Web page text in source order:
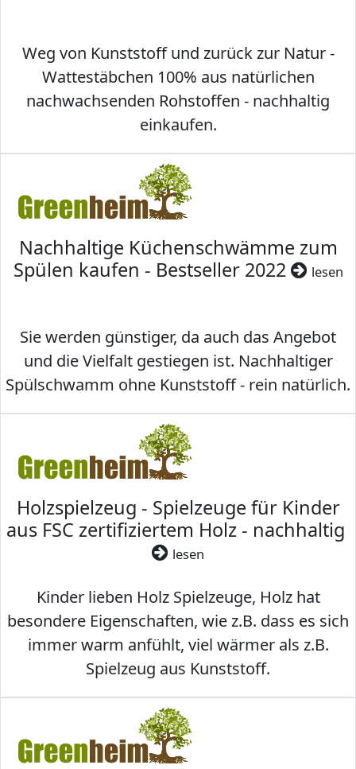
Weg von Kunststoff und zurück zur Natur -
Wattestäbchen 100% aus natürlichen
nachwachsenden Rohstoffen - nachhaltig
einkaufen.
Nachhaltige Küchenschwämme zum
Spülen kaufen - Bestseller 2022
lesen
Sie werden günstiger, da auch das Angebot
und die Vielfalt gestiegen ist. Nachhaltiger
Spülschwamm ohne Kunststoff - rein natürlich.
Holzspielzeug - Spielzeuge für Kinder
aus FSC zertifiziertem Holz - nachhaltig
lesen
Kinder lieben Holz Spielzeuge, Holz hat
besondere Eigenschaften, wie z.B. dass es sich
immer warm anfühlt, viel wärmer als z.B.
Spielzeug aus Kunststoff.